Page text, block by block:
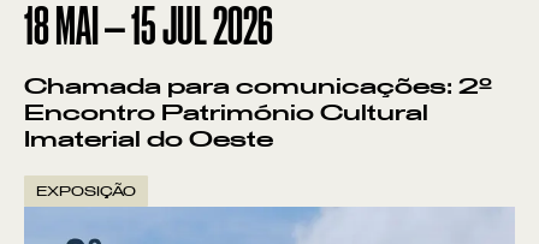
18 MAI —15JUL2026
Chamada para comunicações: 2º
Encontro Património Cultural
Imaterial do Oeste
EXPOSIÇÃO